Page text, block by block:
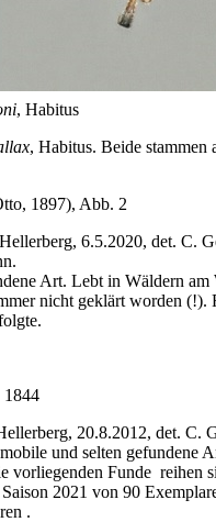
, Habitus
, Habitus. Beide
1897), Abb. 2
6.5.2020, det. C.
Art. Lebt in Wäldern
nicht geklärt worden
1844
20.8.2012, det. C.
und selten gefundene
vorliegenden Funde reihen
2021 von 90
.